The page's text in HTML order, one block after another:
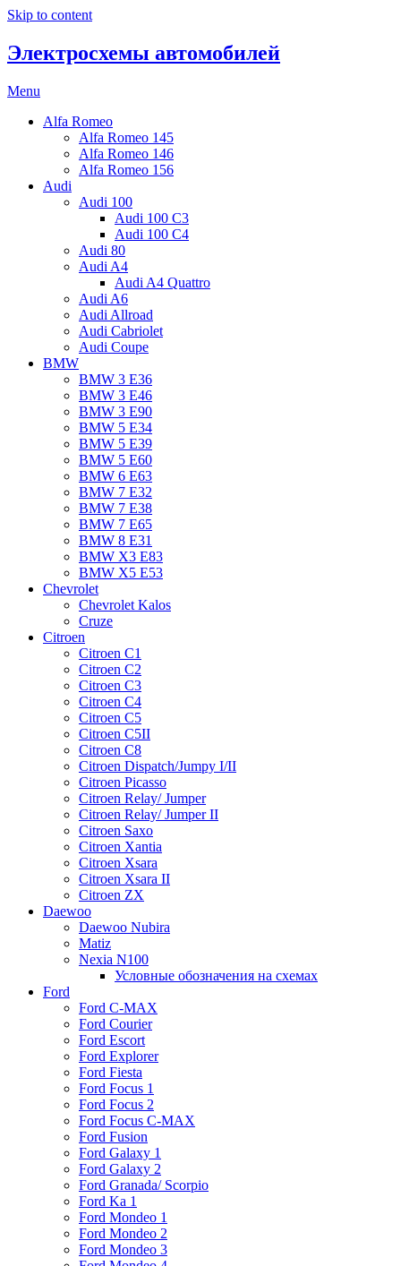
Skip to content
Электросхемы автомобилей
Menu
Alfa Romeo
Alfa Romeo 145
Alfa Romeo 146
Alfa Romeo 156
Audi
Audi 100
Audi 100 C3
Audi 100 C4
Audi 80
Audi A4
Audi A4 Quattro
Audi A6
Audi Allroad
Audi Cabriolet
Audi Coupe
BMW
BMW 3 E36
BMW 3 E46
BMW 3 E90
BMW 5 E34
BMW 5 E39
BMW 5 E60
BMW 6 Е63
BMW 7 Е32
BMW 7 Е38
BMW 7 Е65
BMW 8 Е31
BMW X3 E83
BMW X5 E53
Chevrolet
Chevrolet Kalos
Cruze
Citroen
Citroen C1
Citroen C2
Citroen C3
Citroen C4
Citroen C5
Citroen C5II
Citroen C8
Citroen Dispatch/Jumpy I/II
Citroen Picasso
Citroen Relay/ Jumper
Citroen Relay/ Jumper II
Citroen Saxo
Citroen Xantia
Citroen Xsara
Citroen Xsara II
Citroen ZX
Daewoo
Daewoo Nubira
Matiz
Nexia N100
Условные обозначения на схемах
Ford
Ford C-MAX
Ford Courier
Ford Escort
Ford Explorer
Ford Fiesta
Ford Focus 1
Ford Focus 2
Ford Focus C-MAX
Ford Fusion
Ford Galaxy 1
Ford Galaxy 2
Ford Granada/ Scorpio
Ford Ka 1
Ford Mondeo 1
Ford Mondeo 2
Ford Mondeo 3